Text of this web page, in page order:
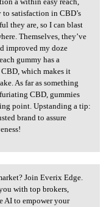
to satisfaction in CBD’s
they are, so I can blast
Themselves, they’ve
improved my doze
gummy has a
which makes it
As far as something
CBD, gummies
point. Upstanding a tip:
brand to assure
market?
Join Everix Edge.
with top brokers,
AI to empower your